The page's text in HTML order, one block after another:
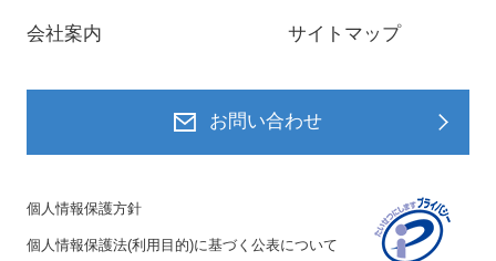
会社案内 サイトマップ
お問い合わせ
個人情報保護方針
個人情報保護法(利用目的)に基づく公表について